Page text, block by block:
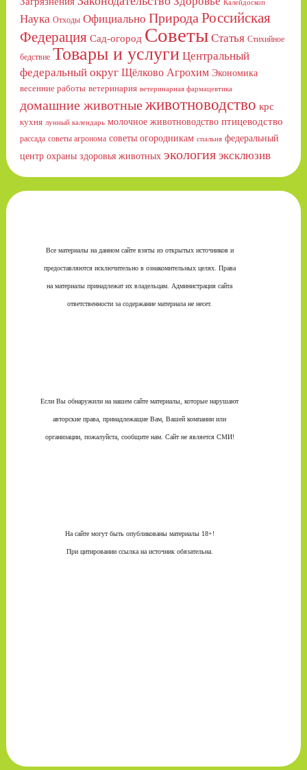
Калейдоскоп
Наука Отходы Официально Природа Российская
Федерация Сад-огород Советы Статья Стихийное
бедствие Товары и услуги Центральный
федеральный округ Щёлково Агрохим Экономика
весенние работы ветеринария ветеринарная фармацевтика
домашние животныеживотноводство крс
кухня лунный календарь молочное животноводство птицеводство
рассада советы агронома советы огородникам спальня федеральный
центр охраны здоровья животных экология эксклюзив
Все материалы на данном сайте взяты из открытых источников и
предоставляются исключительно в ознакомительных целях. Права
на материалы принадлежат их владельцам. Администрация сайта
ответственности за содержание материала не несет.
Если Вы обнаружили на нашем сайте материалы, которые нарушают
авторские права, принадлежащие Вам, Вашей компании или
организации, пожалуйста, сообщите нам. Сайт не является СМИ!
На сайте могут быть опубликованы материалы 18+!
При цитировании ссылка на источник обязательна.